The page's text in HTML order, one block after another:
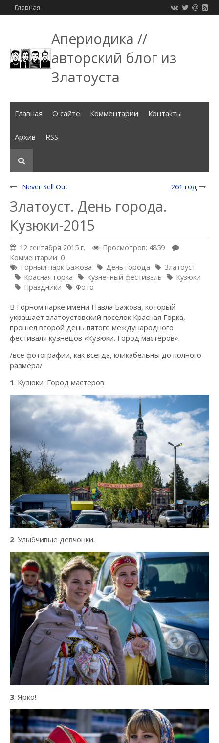
Главная
Апериодика //
авторский блог из
Златоуста
Главная О сайте Комментарии Контакты
Архив RSS
Never Sell Out 261 год
Златоуст. День города.
Кузюки-2015
12 сентября 2015 г.
Просмотров: 4859
Комментарии: 0
Горный парк Бажова
День города
Златоуст
Красная горка
Кузнечный фестиваль
Кузюки
Праздники
Фото
В Горном парке имени Павла Бажова, который
украшает златоустовский поселок Красная Горка,
прошел второй день пятого международного
фестиваля кузнецов «Кузюки. Город мастеров».
/все фотографии, как всегда, кликабельны до полного
размера/
1. Кузюки. Город мастеров.
2. Улыбчивые девчонки.
3. Ярко!